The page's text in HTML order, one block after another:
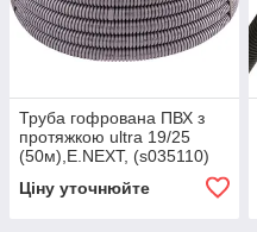
Труба гофрована ПВХ з
протяжкою ultra 19/25
(50м),E.NEXT, (s035110)
Ціну уточнюйте